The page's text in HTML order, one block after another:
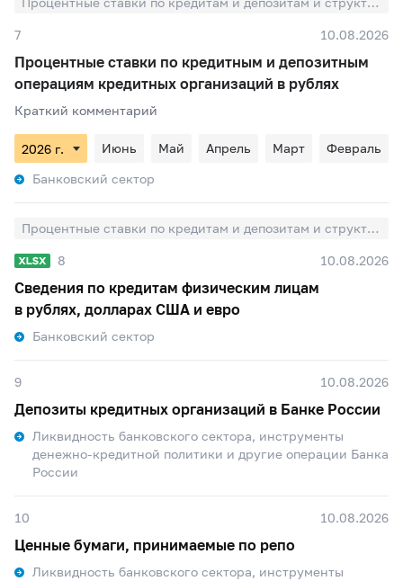
7 10.08.2026
Процентные ставки по кредитным и депозитным
операциям кредитных организаций в рублях
Краткий комментарий
Июнь Май Апрель Март
Февраль
Банковский сектор
Процентные ставки по кредитам и депозитам и структура кредитов и депозитов по срочности
8 10.08.2026
Сведения по кредитам физическим лицам
в рублях, долларах США и евро
Банковский сектор
9 10.08.2026
Депозиты кредитных организаций в Банке России
Ликвидность банковского сектора, инструменты
денежно-кредитной политики и другие операции Банка
России
10 10.08.2026
Ценные бумаги, принимаемые по репо
Ликвидность банковского сектора, инструменты